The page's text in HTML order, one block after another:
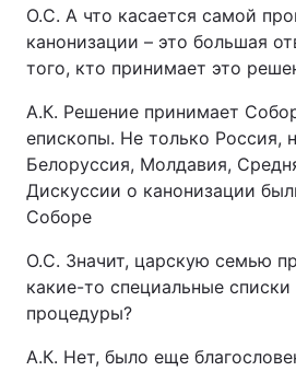
О.С. А что касается самой
канонизации – это большая
того, кто принимает это
А.К. Решение принимает
епископы. Не только Россия,
Белоруссия, Молдавия,
Дискуссии о канонизации
Соборе
О.С. Значит, царскую семью
какие-то специальные
процедуры?
А.К. Нет, было еще